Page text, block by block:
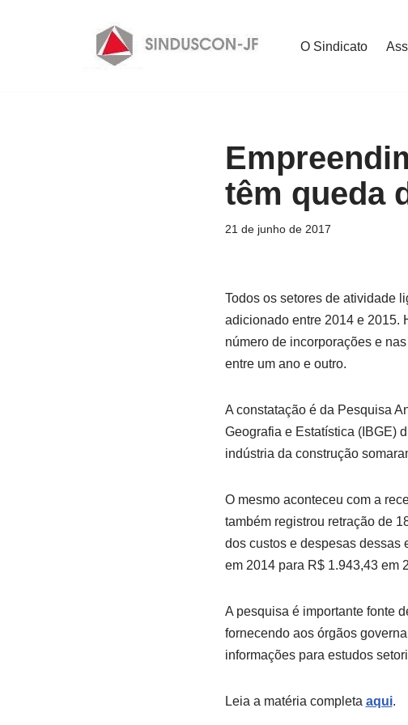
O Sindicato
têm queda
21 de junho de 2017
Todos os setores de atividade
adicionado entre 2014 e 2015.
número de incorporações e
entre um ano e outro.
A constatação é da Pesquisa
Geografia e Estatística (IBGE)
indústria da construção
O mesmo aconteceu com a
também registrou retração de
dos custos e despesas dessas
em 2014 para R$ 1.943,43 em
A pesquisa é importante fonte
fornecendo aos órgãos
informações para estudos
Leia a matéria completa aqui.